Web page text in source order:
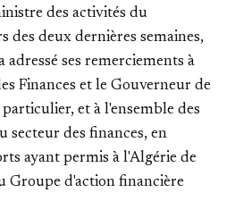
des activités du
des deux dernières semaines,
ses remerciements à
Finances et le Gouverneur de
et à l'ensemble des
secteur des finances, en
ayant permis à l'Algérie de
Groupe d'action financière